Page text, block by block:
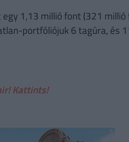
egy 1,13 millió font (321
portfóliójuk 6 tagúra, és
Kattints!